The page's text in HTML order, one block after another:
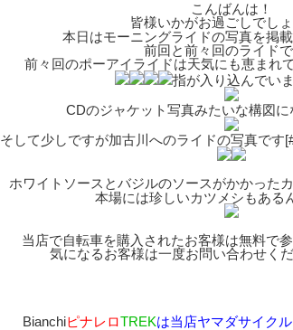
こんばんは！
皆様いかがお過ごしでし
本日はモーニングライドの写真を掲
前回と前々回のライドで
前々回のポーアイライドは天気にも恵まれ
指が入り込んでい
CDのジャケット写真みたいな構図
そして少しですが加古川へのライドの写真です
ホワイトソースとバジルのソースがかかった
本場には珍しいカツメシもある
当店で自転車を購入されたお客様は無料で
気になるお客様は一度お問い合わせく
BianchiピナレロTREKは当店ヤマダサイク